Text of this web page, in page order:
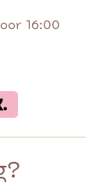
16:00